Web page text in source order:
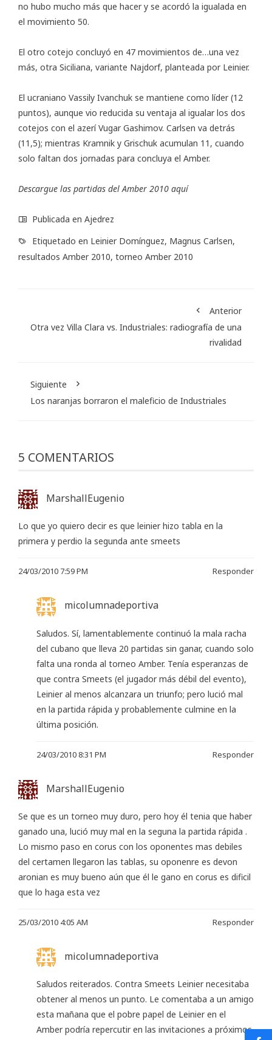
no hubo mucho más que hacer y se acordó la igualada en
el movimiento 50.
El otro cotejo concluyó en 47 movimientos de…una vez
más, otra Siciliana, variante Najdorf, planteada por Leinier.
El ucraniano Vassily Ivanchuk se mantiene como líder (12
puntos), aunque vio reducida su ventaja al igualar los dos
cotejos con el azerí Vugar Gashimov. Carlsen va detrás
(11,5); mientras Kramnik y Grischuk acumulan 11, cuando
solo faltan dos jornadas para concluya el Amber.
Descargue las partidas del Amber 2010 aquí
Publicada en Ajedrez
Etiquetado en Leinier Domínguez, Magnus Carlsen,
resultados Amber 2010, torneo Amber 2010
Anterior
Otra vez Villa Clara vs. Industriales: radiografía de una
rivalidad
Siguiente
Los naranjas borraron el maleficio de Industriales
5 COMENTARIOS
MarshallEugenio
Lo que yo quiero decir es que leinier hizo tabla en la
primera y perdio la segunda ante smeets
24/03/2010 7:59 PM Responder
micolumnadeportiva
Saludos. Sí, lamentablemente continuó la mala racha
del cubano que lleva 20 partidas sin ganar, cuando solo
falta una ronda al torneo Amber. Tenía esperanzas de
que contra Smeets (el jugador más débil del evento),
Leinier al menos alcanzara un triunfo; pero lució mal
en la partida rápida y probablemente culmine en la
última posición.
24/03/2010 8:31 PM Responder
MarshallEugenio
Se que es un torneo muy duro, pero hoy él tenia que haber
ganado una, lució muy mal en la seguna la partida rápida .
Lo mismo paso en corus con los oponentes mas debiles
del certamen llegaron las tablas, su oponenre es devon
aronian es muy bueno aún que él le gano en corus es dificil
que lo haga esta vez
25/03/2010 4:05 AM Responder
micolumnadeportiva
Saludos reiterados. Contra Smeets Leinier necesitaba
obtener al menos un punto. Le comentaba a un amigo
esta mañana que el pobre papel de Leinier en el
Amber podría repercutir en las invitaciones a próximos